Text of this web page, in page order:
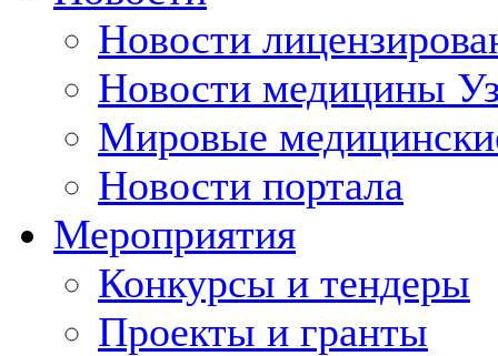
Новости
Новости медицины
Мировые
Новости портала
Мероприятия
Конкурсы и тендеры
Проекты и гранты